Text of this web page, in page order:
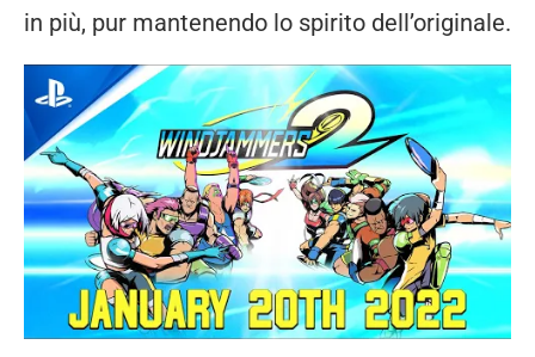
in più, pur mantenendo lo spirito dell’originale.